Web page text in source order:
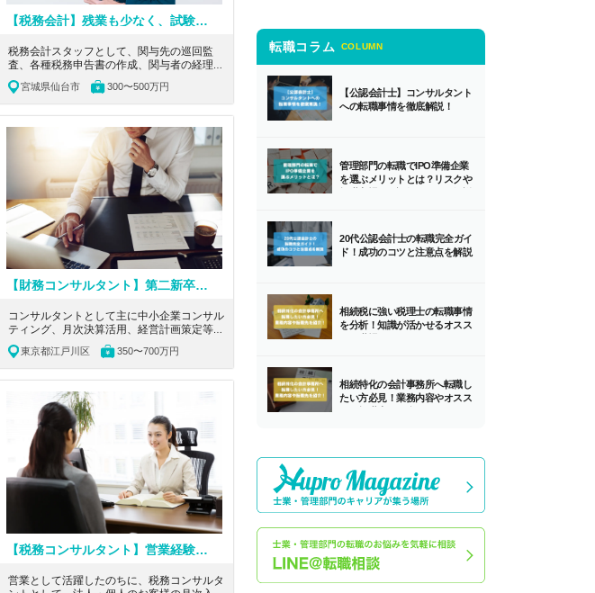
【税務会計】残業も少なく、試験勉強との両立も可能！会計の専門家として事業経営をトータルにサポートする税理士事務所
税務会計スタッフとして、関与先の巡回監
査、各種税務申告書の作成、関与者の経理全
般・財務書類作成などをご担当いただきま
す。宮城県仙台市にある、残業も少なく、試
験勉強との両立も可能な税理士事務所の求人
です。
宮城県仙台市 300〜500万円
【財務コンサルタント】第二新卒歓迎！営業経験・金融経験歓迎！！経営者の右腕になりたい方求む！年間休日125日の無借金経営の中小企業コンサルティング企業
コンサルタントとして主に中小企業コンサル
ティング、月次決算活用、経営計画策定等を
担当いただきます。東京都江戸川区にある、
第二新卒未経験者歓迎、無借金経営の中小企
業コンサルティング企業の求人です。
東京都江戸川区 350〜700万円
【税務コンサルタント】営業経験者必見！何事もチャンスと捉えて挑戦できる方！情熱をもって経営者をサポート！メリハリをもって仕事ができる税理士法人
営業として活躍したのちに、税務コンサルタ
転職コラム COLUMN
【公認会計士】コンサルタント
への転職事情を徹底解説！
管理部門の転職でIPO準備企業
を選ぶメリットとは？リスクや
20代公認会計士の転職完全ガイ
ド！成功のコツと注意点を解説
相続税に強い税理士の転職事情
を分析！知識が活かせるオスス
相続特化の会計事務所へ転職し
たい方必見！業務内容やオスス